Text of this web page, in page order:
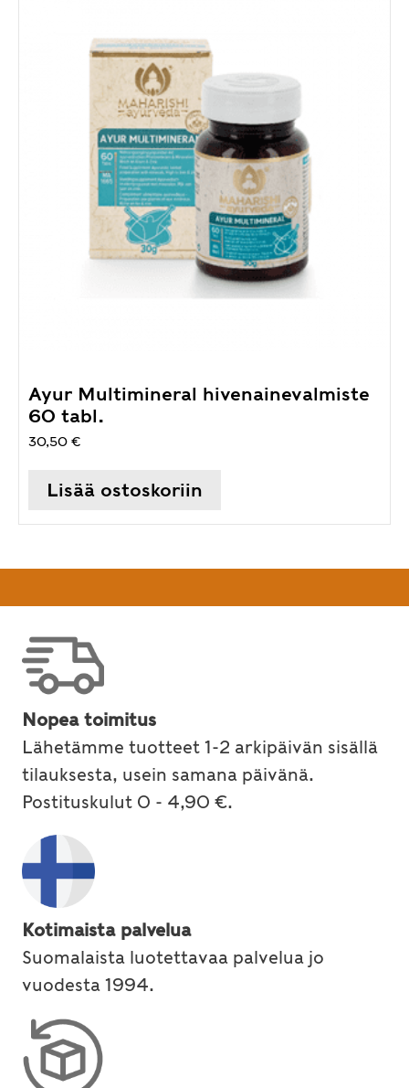
Ayur Multimineral hivenainevalmiste
60 tabl.
30,50 €
Lisää ostoskoriin
Nopea toimitus
Lähetämme tuotteet 1-2 arkipäivän sisällä
tilauksesta, usein samana päivänä.
Postituskulut 0 - 4,90 €.
Kotimaista palvelua
Suomalaista luotettavaa palvelua jo
vuodesta 1994.